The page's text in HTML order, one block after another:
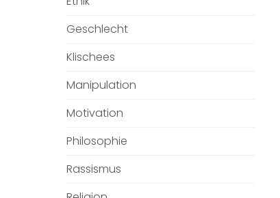
Geschlecht
Klischees
Manipulation
Motivation
Philosophie
Rassismus